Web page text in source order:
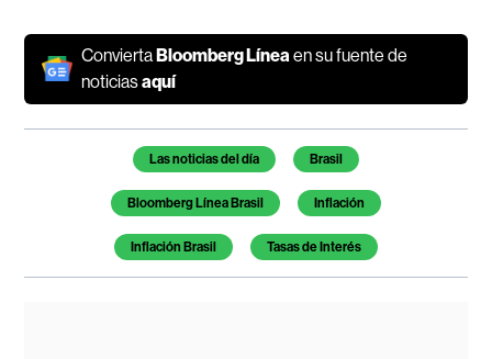
ConviertaBloomberg Línea en su fuente de
noticiasaquí
Temas de este artículo
Las noticias del día Brasil
Bloomberg Línea Brasil Inflación
Inflación Brasil Tasas de Interés